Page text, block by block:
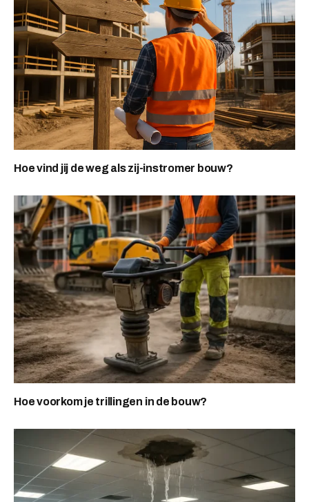
Hoe vind jij de weg als zij-instromer bouw?
Hoe voorkom je trillingen in de bouw?